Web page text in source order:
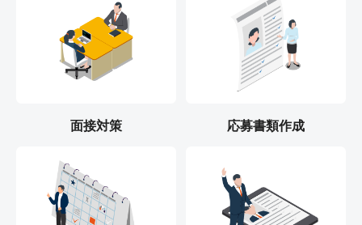
面接対策 応募書類作成